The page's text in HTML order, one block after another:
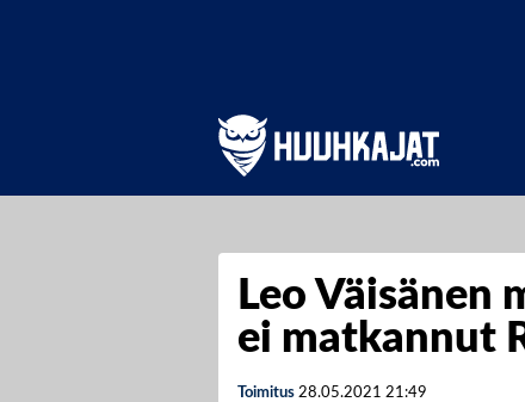
Leo Väisänen
ei matkannut
Toimitus 28.05.2021 21:49